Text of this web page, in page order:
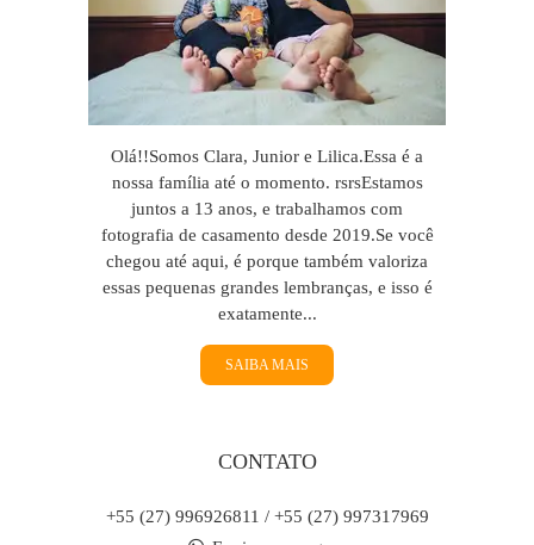
Olá!!Somos Clara, Junior e Lilica.Essa é a
nossa família até o momento. rsrsEstamos
juntos a 13 anos, e trabalhamos com
fotografia de casamento desde 2019.Se você
chegou até aqui, é porque também valoriza
essas pequenas grandes lembranças, e isso é
exatamente...
SAIBA MAIS
CONTATO
+55 (27) 996926811 / +55 (27) 997317969